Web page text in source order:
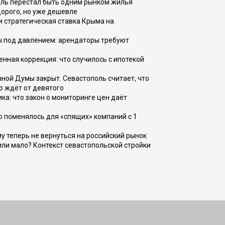
перестал быть одним рынком жилья
но уже дешевле
стратегическая ставка Крыма на
под давлением: арендаторы требуют
коррекция: что случилось с ипотекой
Думы закрыт. Севастополь считает, что
ждёт от девятого
что закон о мониторинге цен даёт
для «спящих» компаний с 1
теперь не вернуться на российский рынок
мало? Контекст севастопольской стройки